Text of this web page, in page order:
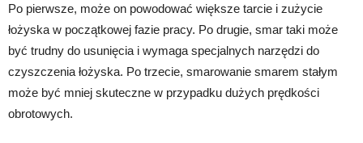
Po pierwsze, może on powodować większe tarcie i zużycie
łożyska w początkowej fazie pracy. Po drugie, smar taki może
być trudny do usunięcia i wymaga specjalnych narzędzi do
czyszczenia łożyska. Po trzecie, smarowanie smarem stałym
może być mniej skuteczne w przypadku dużych prędkości
obrotowych.